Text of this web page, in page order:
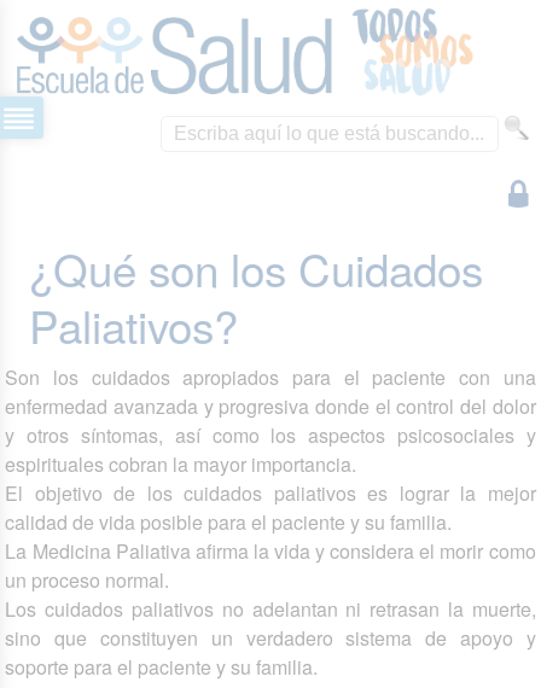
¿Qué son los Cuidados
Paliativos?
Son los cuidados apropiados para el paciente con una
enfermedad avanzada y progresiva donde el control del dolor
y otros síntomas, así como los aspectos psicosociales y
espirituales cobran la mayor importancia.
El objetivo de los cuidados paliativos es lograr la mejor
calidad de vida posible para el paciente y su familia.
La Medicina Paliativa afirma la vida y considera el morir como
un proceso normal.
Los cuidados paliativos no adelantan ni retrasan la muerte,
sino que constituyen un verdadero sistema de apoyo y
soporte para el paciente y su familia.